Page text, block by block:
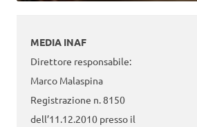
MEDIA INAF
Direttore responsabile:
Marco Malaspina
Registrazione n. 8150
dell’11.12.2010 presso il